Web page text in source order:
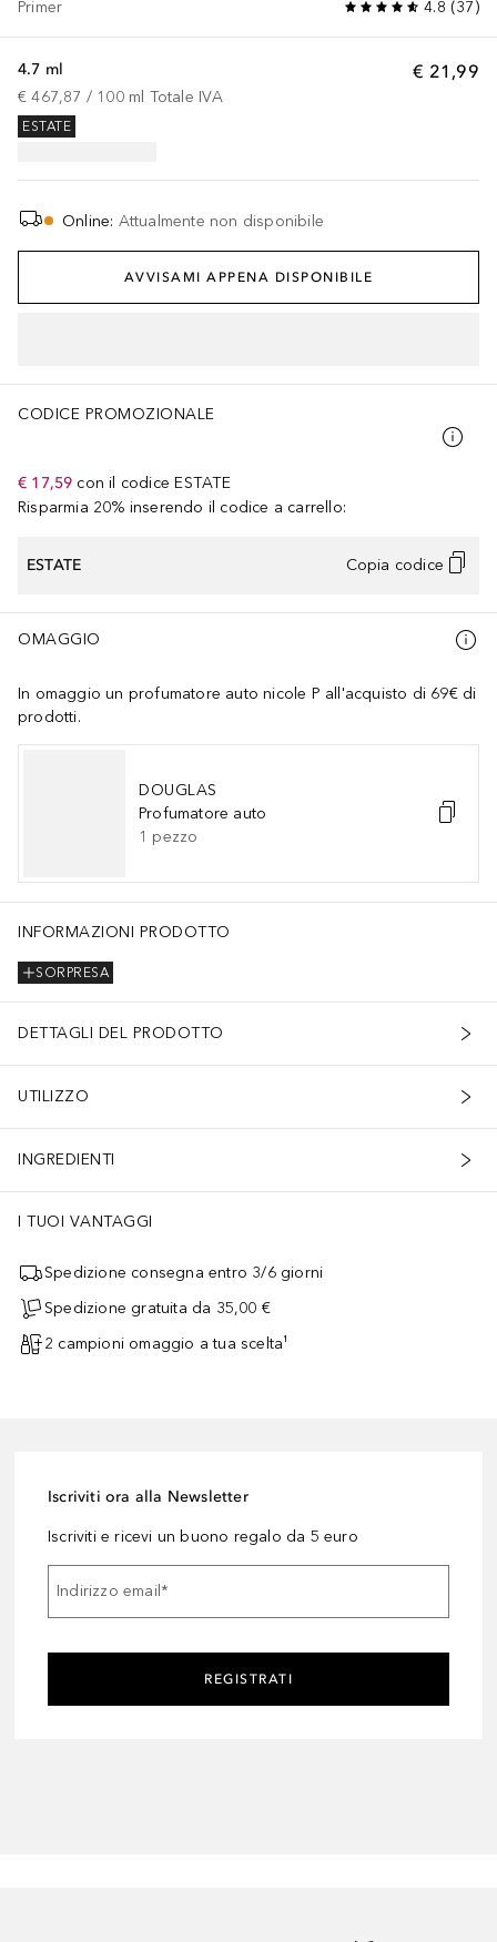
Primer 4.8 (37)
€ 21,99
4.7 ml
€ 467,87 / 100 ml Totale IVA
ESTATE
Online: Attualmente non disponibile
AVVISAMI APPENA DISPONIBILE
CODICE PROMOZIONALE
€ 17,59 con il codice ESTATE
Risparmia 20% inserendo il codice a carrello:
ESTATE Copia codice
OMAGGIO
In omaggio un profumatore auto nicole P all'acquisto di 69€ di
prodotti.
DOUGLAS
Profumatore auto
1 pezzo
INFORMAZIONI PRODOTTO
SORPRESA
DETTAGLI DEL PRODOTTO
UTILIZZO
INGREDIENTI
I TUOI VANTAGGI
Spedizione consegna entro 3/6 giorni
Spedizione gratuita da 35,00 €
2 campioni omaggio a tua scelta¹
Iscriviti ora alla Newsletter
Iscriviti e ricevi un buono regalo da 5 euro
Indirizzo email*
REGISTRATI